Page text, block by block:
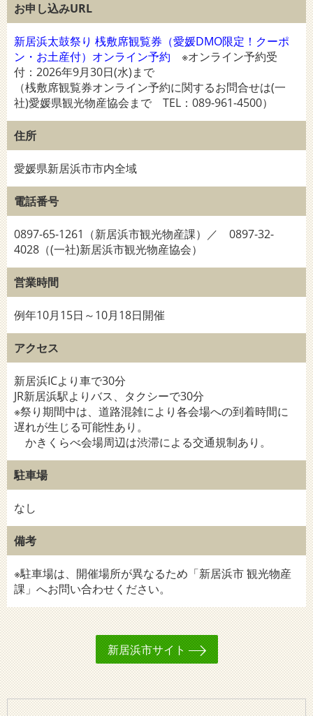
お申し込みURL
新居浜太鼓祭り 桟敷席観覧券（愛媛DMO限定！クーポ
ン・お土産付）オンライン予約 ※オンライン予約受
付：2026年9月30日(水)まで
（桟敷席観覧券オンライン予約に関するお問合せは(一
社)愛媛県観光物産協会まで TEL：089-961-4500）
住所
愛媛県新居浜市市内全域
電話番号
0897-65-1261（新居浜市観光物産課）／ 0897-32-
4028（(一社)新居浜市観光物産協会）
営業時間
例年10月15日～10月18日開催
アクセス
新居浜ICより車で30分
JR新居浜駅よりバス、タクシーで30分
※祭り期間中は、道路混雑により各会場への到着時間に
遅れが生じる可能性あり。
かきくらべ会場周辺は渋滞による交通規制あり。
駐車場
なし
備考
※駐車場は、開催場所が異なるため「新居浜市 観光物産
課」へお問い合わせください。
新居浜市サイト